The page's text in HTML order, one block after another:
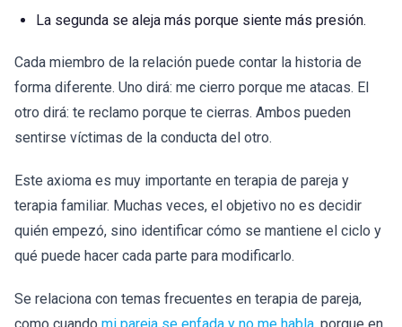
La segunda se aleja más porque siente más presión.
Cada miembro de la relación puede contar la historia de
forma diferente. Uno dirá: me cierro porque me atacas. El
otro dirá: te reclamo porque te cierras. Ambos pueden
sentirse víctimas de la conducta del otro.
Este axioma es muy importante en terapia de pareja y
terapia familiar. Muchas veces, el objetivo no es decidir
quién empezó, sino identificar cómo se mantiene el ciclo y
qué puede hacer cada parte para modificarlo.
Se relaciona con temas frecuentes en terapia de pareja,